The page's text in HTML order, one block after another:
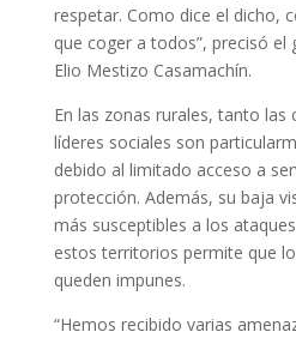
respetar. Como dice el dicho,
que coger a todos”, precisó el
Elio Mestizo Casamachín.
En las zonas rurales, tanto
líderes sociales son
debido al limitado acceso a
protección. Además, su baja
más susceptibles a los
estos territorios permite que
queden impunes.
“Hemos recibido varias